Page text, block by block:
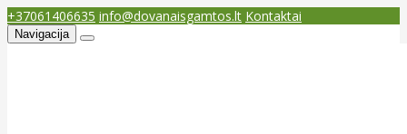
+37061406635 info@dovanaisgamtos.lt Kontaktai
Navigacija